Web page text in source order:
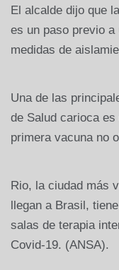
El alcalde dijo que
es un paso previo
medidas de
Una de las
de Salud carioca
primera vacuna no
Rio, la ciudad más
llegan a Brasil,
salas de terapia
Covid-19. (ANSA).